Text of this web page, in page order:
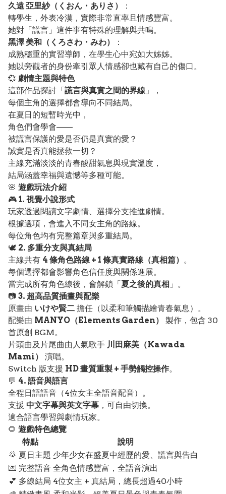
久遠 亞里紗（くおん・ありさ）
：
轉學生，外表冷漠，實際非常直率且情感豐富。
她對「謊言」這件事有特殊的理解與共鳴。
黑澤 美和（くろさわ・みわ）
：
成熟穩重的實習導師，在學生心中宛如大姊姊。
她以旁觀者的身份牽引眾人情感卻也藏有自己的傷口。
💞 劇情主題與特色
這部作品探討「謊言與真實之間的界線 」，
每個主角的選擇都會導向不同結局。
在夏日的短暫時光中，
角色們會學會——
被謊言保護的愛是否仍是真實的愛？
誠實是否真能拯救一切？
主線充滿淡淡的青春酸甜氣息與現實溫度，
結局涵蓋幸福與遺憾等多種可能。
🌸 遊戲玩法介紹
🎮 1. 視覺小說形式
玩家透過閱讀文字劇情、選擇分支推進劇情。
根據選項，會進入不同女主角的路線。
每位角色均有完整篇章與多重結局。
🕊️ 2. 多重分支與真結局
主線共有 4 條角色路線 + 1 條真實路線（真相篇） 。
每個選擇都會影響角色信任度與關係進展。
當完成所有角色線後，會解鎖「夏之後的真相 」。
📷 3. 超高品質插畫與配樂
原畫由 いけや賢二 擔任（以柔和筆觸描繪青春氣息）。
配樂由 MANYO（Elements Garden）
製作，包含 30
首原創 BGM。
片頭曲及片尾曲由人氣歌手 川田麻美（Kawada
Mami）
演唱。
Switch 版支援 HD 畫質重製 + 手勢觸控操作。
💬 4. 語音與語言
全程日語語音（4位女主全語音配音）。
支援 中文字幕與英文字幕 ，可自由切換。
適合語言學習與劇情玩家。
🌻 遊戲特色總覽
特點
說明
🌞 夏日主題 少年少女在盛夏中經歷的愛、謊言與告白
💌 完整語音 全角色情感豐富，全語音演出
💕 多線結局 4位女主 + 真結局，總長超過40小時